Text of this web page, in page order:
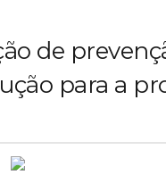
de
para a